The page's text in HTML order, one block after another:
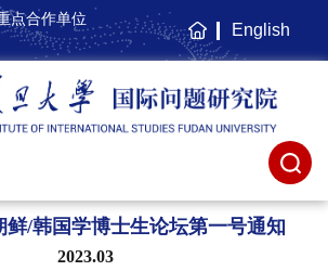
点合作单位
主
页
English
鲜/韩国学博士生论坛第一号通知
2023.03